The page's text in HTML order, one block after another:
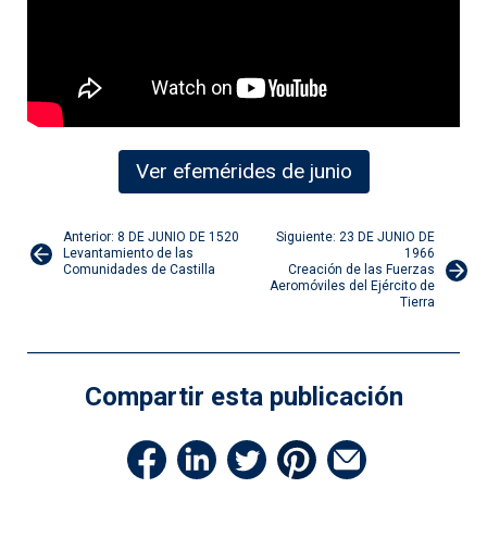
Ver efemérides de junio
Navegación
Anterior: 8 DE JUNIO DE 1520
Levantamiento de las
Comunidades de Castilla
Siguiente: 23 DE JUNIO DE
1966
Creación de las Fuerzas
Aeromóviles del Ejército de
Tierra
Compartir esta publicación